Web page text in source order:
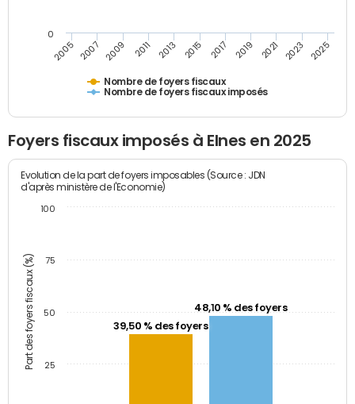
Nombre de foyers fiscaux
Nombre de foyers fiscaux imposés
2005 2007 2009 2011 2013 2015 2017 2019 2021 2023 2025
0
Foyers fiscaux imposés à Elnes en 2025
Part des foyers fiscaux (%)
Evolution de la part de foyers imposables (Source : JDN
d'après ministère de l'Economie)
39,50 % des foyers
48,10 % des foyers
25
50
75
100